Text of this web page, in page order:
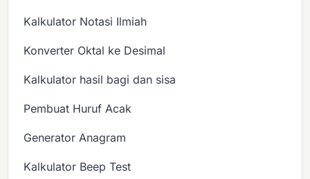
Kalkulator Notasi Ilmiah
Konverter Oktal ke Desimal
Kalkulator hasil bagi dan sisa
Pembuat Huruf Acak
Generator Anagram
Kalkulator Beep Test